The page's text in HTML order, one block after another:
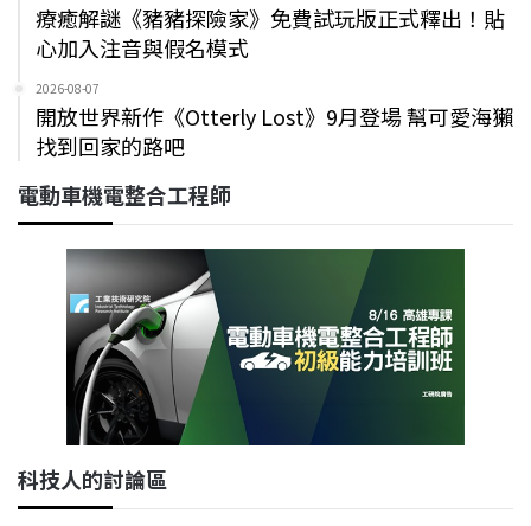
療癒解謎《豬豬探險家》免費試玩版正式釋出！貼
心加入注音與假名模式
2026-08-07
開放世界新作《Otterly Lost》9月登場 幫可愛海獺
找到回家的路吧
電動車機電整合工程師
科技人的討論區